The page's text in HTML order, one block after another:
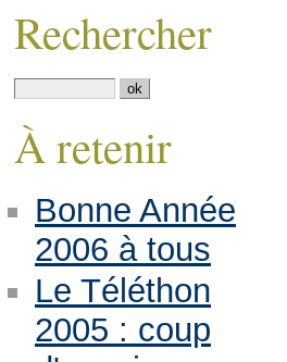
Rechercher
À retenir
Bonne Année
2006 à tous
Le Téléthon
2005 : coup